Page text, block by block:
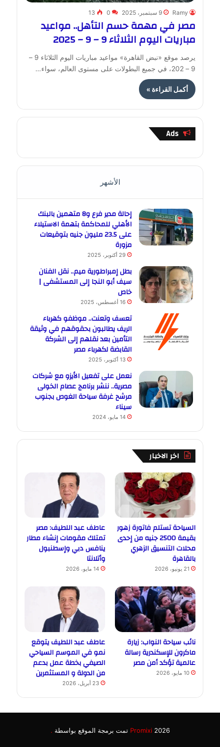
Ramy 9 سبتمبر، 2025 0
13
مصر في مهمة حسم التأهل.. مواعيد
مباريات اليوم الثلاثاء 9 – 9 – 2025
يرصد موقع «نبض القاهرة» مواعيد مباريات اليوم الثلاثاء 9 –
9 – 202، في جميع البطولات على مستوى العالم، سواء…
أكمل القراءة »
Ads
الأشهر
إحالة مدير فرع و8 متهمين بالبنك
الأهلي للمحاكمة بتهمة الاستيلاء
على 23.5 مليون جنيه بتوقيعات
مزورة
29 أكتوبر، 2025
بطل إمبراطورية ميم.. نقل الفنان
سيف أبو النجا إلى المستشفى |
خاص
16 أغسطس، 2025
تعسف وتعنت.. موظفو كهرباء
الريف يطالبون بحقوقهم في وثيقة
التأمين بعد نقلهم إلى الشركة
القابضة لكهرباء مصر
13 أكتوبر، 2025
نعمل على تفعيل الأيزو مع شركات
مصرية.. ننشر برنامج عصام الخولى
مرشح غرفة سياحة الغوص بجنوب
سيناء
14 مايو، 2024
اخر الاخبار
السياحة تستلم فاتورة زهور
بقيمة 2500 جنيه من إحدى
محلات التنسيق الزهري
بالقاهرة
21 يونيو، 2026
عاطف عبد اللطيف: مصر
تمتلك مقومات إنشاء مطار
ينافس دبي وإسطنبول
وأتلانتا
14 مايو، 2026
نائب سياحة النواب: زيارة
ماكرون للإسكندرية رسالة
عالمية تؤكد أمن مصر
10 مايو، 2026
عاطف عبد اللطيف يتوقع
نمو في الموسم السياحي
الصيفي بخطة عمل بدعم
من الدولة و المستثمرين
23 أبريل، 2026
Promixi2026 تمت برمجة الموقع بواسطة .